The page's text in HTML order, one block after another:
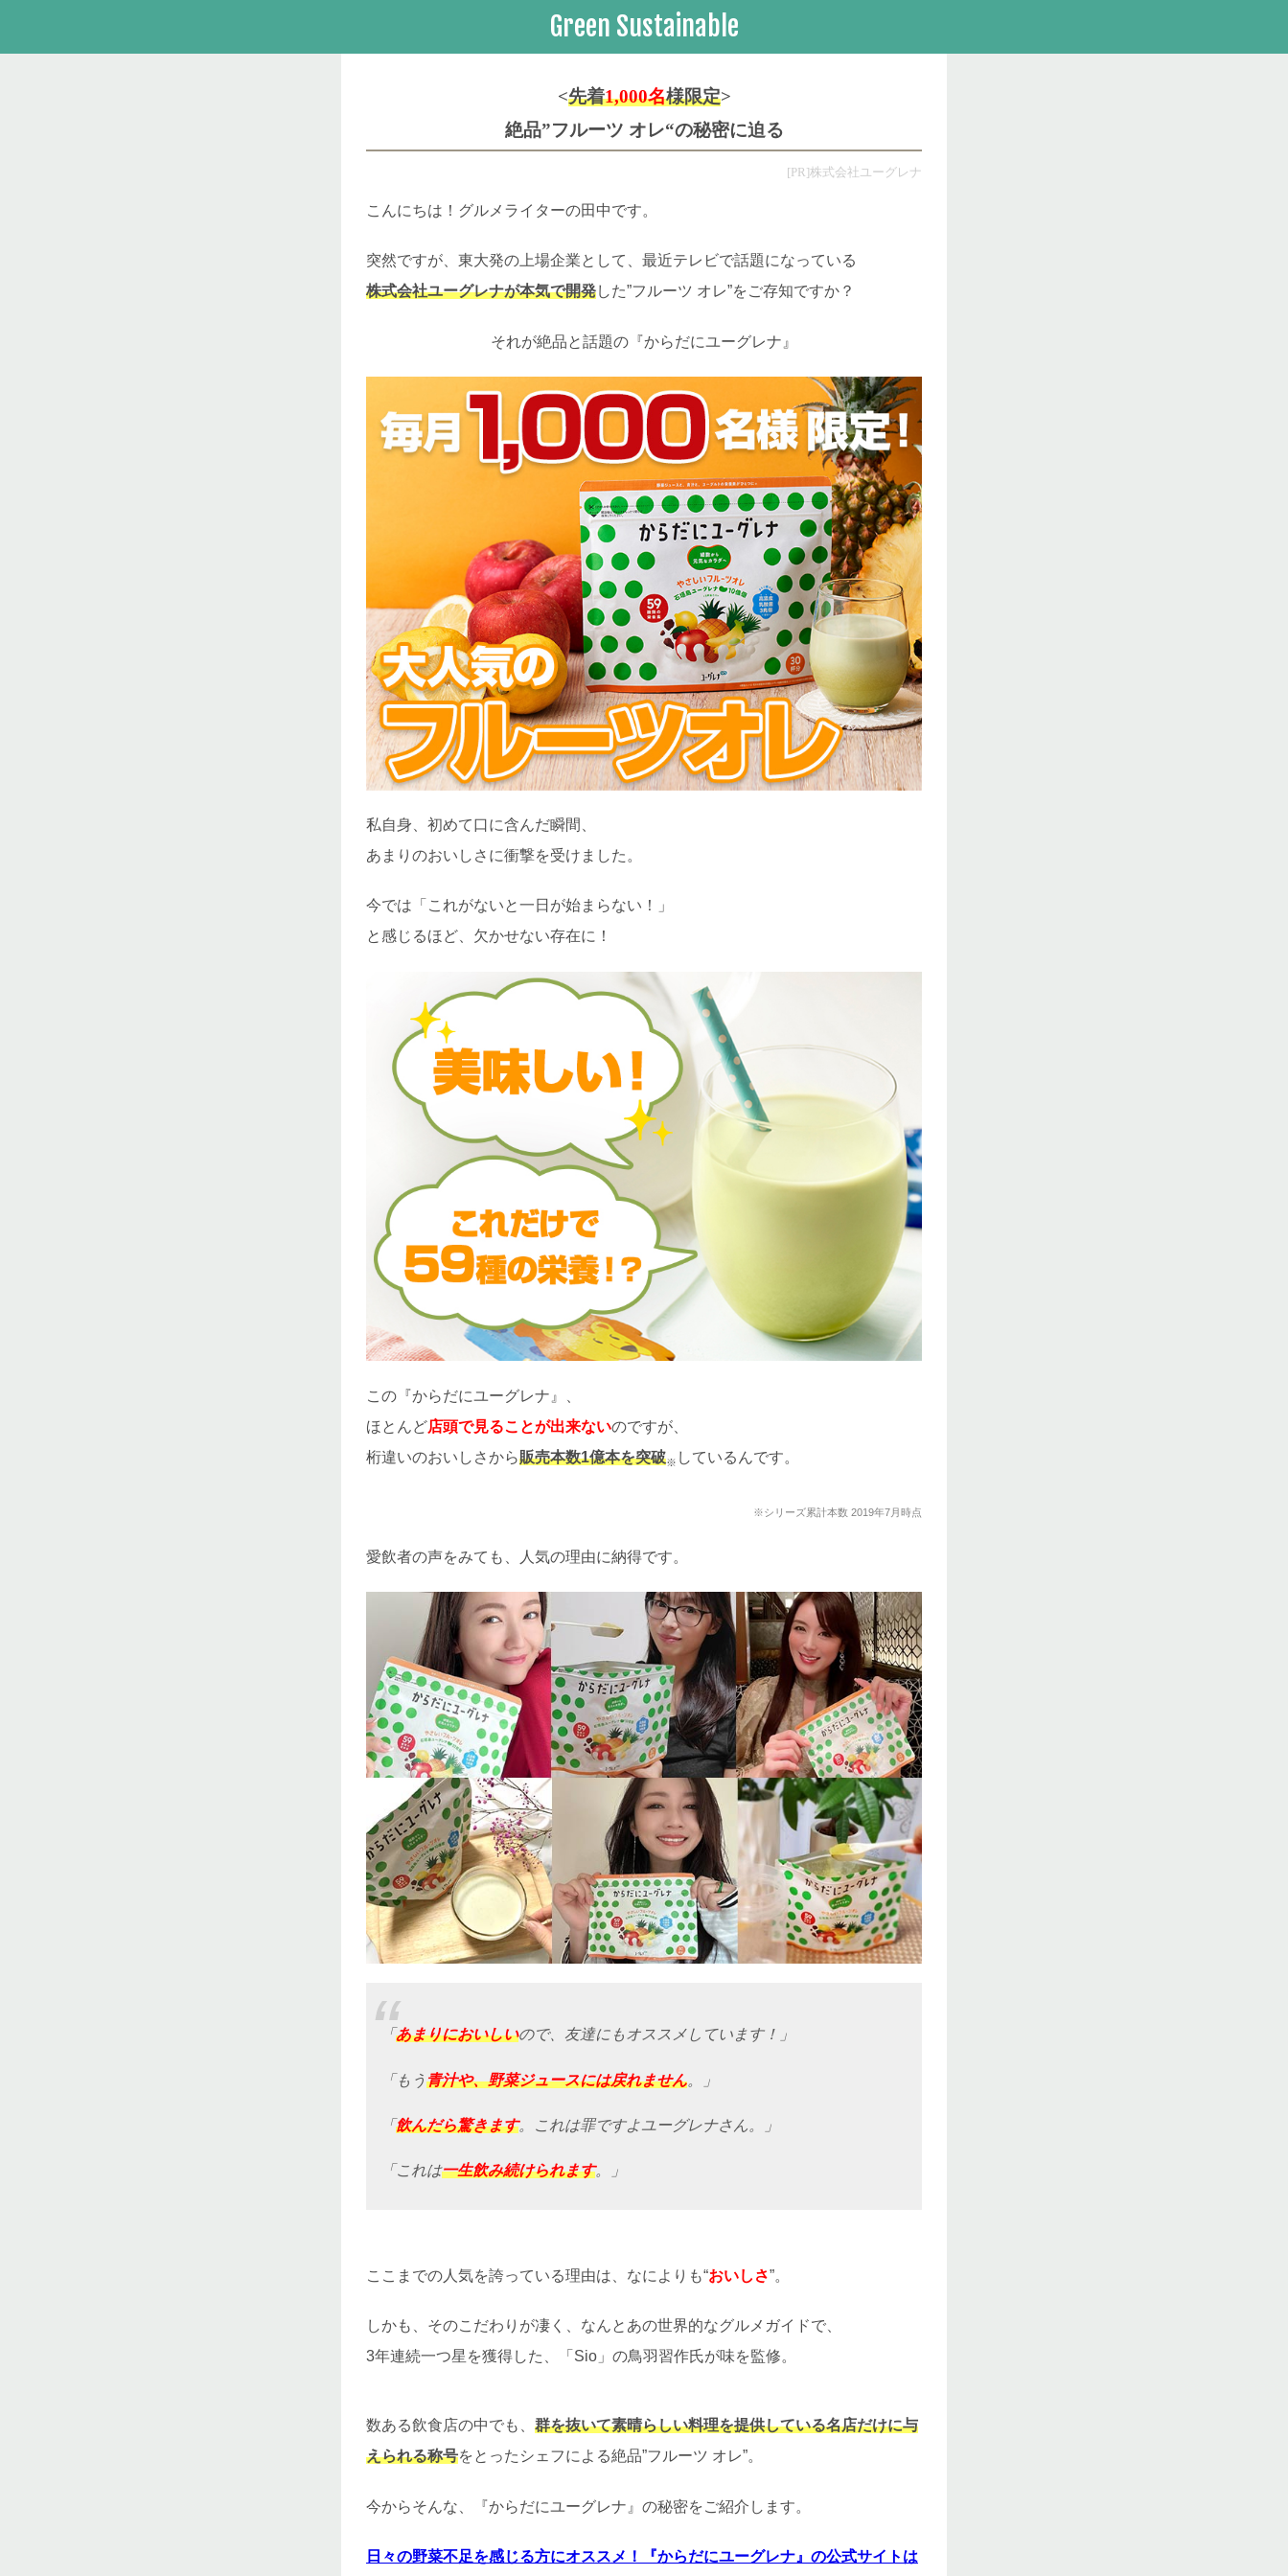
Green Sustainable
<先着1,000名様限定>
絶品”フルーツ オレ“の秘密に迫る
[PR]株式会社ユーグレナ
こんにちは！グルメライターの田中です。
突然ですが、東大発の上場企業として、最近テレビで話題になっている
株式会社ユーグレナが本気で開発した”フルーツ オレ”をご存知ですか？
それが絶品と話題の 『からだにユーグレナ』
私自身、初めて口に含んだ瞬間、
あまりのおいしさに衝撃を受けました。
今では「これがないと一日が始まらない！」
と感じるほど、欠かせない存在に！
この『からだにユーグレナ』、
ほとんど店頭で見ることが出来ないのですが、
桁違いのおいしさから販売本数1億本を突破※ しているんです。
※シリーズ累計本数 2019年7月時点
愛飲者の声をみても、人気の理由に納得です。
「あまりにおいしいので、友達にもオススメしています！」
「もう青汁や、野菜ジュースには戻れません。」
「飲んだら驚きます。これは罪ですよユーグレナさん。」
「これは一生飲み続けられます。」
ここまでの人気を誇っている理由は、なによりも“おいしさ”。
しかも、そのこだわりが凄く、なんとあの世界的なグルメガイドで、
3年連続一つ星を獲得した、「Sio」の鳥羽習作氏が味を監修。
数ある飲食店の中でも、 群を抜いて素晴らしい料理を提供している名店だけに与
えられる称号をとったシェフによる絶品”フルーツ オレ”。
今からそんな、『からだにユーグレナ』の秘密をご紹介します。
日々の野菜不足を感じる方にオススメ！『からだにユーグレナ』の公式サイトは